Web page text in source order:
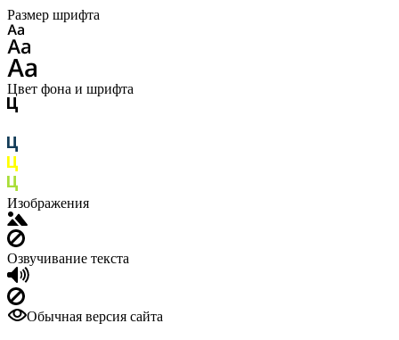
Размер шрифта
Цвет фона и шрифта
Изображения
Озвучивание текста
Обычная версия сайта